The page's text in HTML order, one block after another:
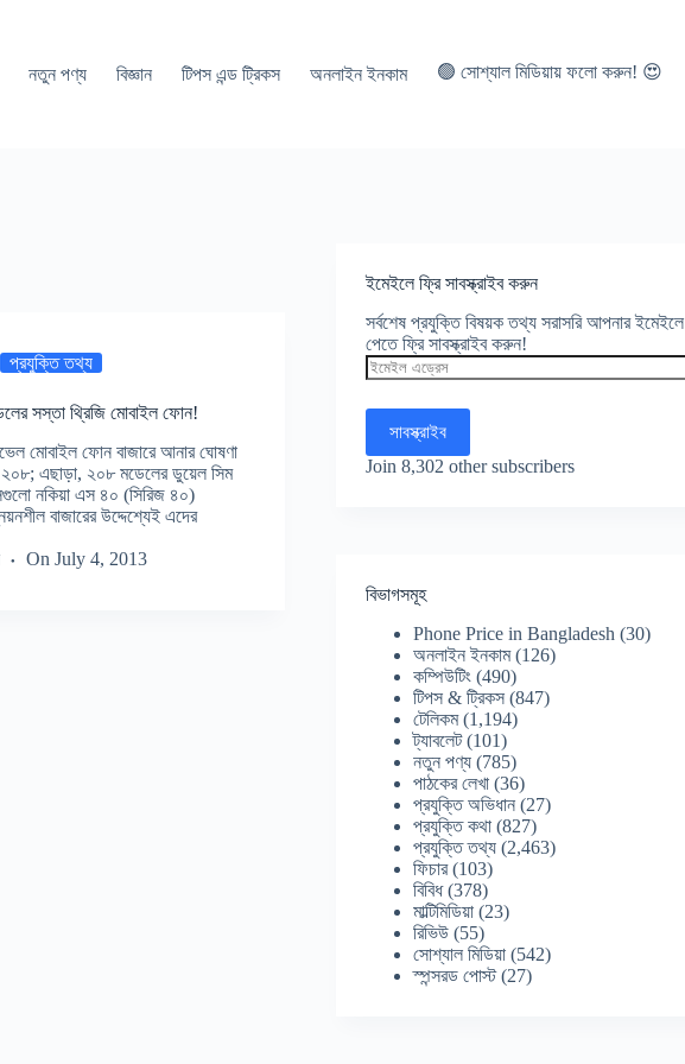
নতুন পণ্য বিজ্ঞান টিপস এন্ড ট্রিকস অনলাইন ইনকাম 🟢 সোশ্যাল মিডিয়ায় ফলো করুন! 😍
প্রযুক্তি তথ্য
সস্তা থ্রিজি মোবাইল ফোন!
মোবাইল ফোন বাজারে আনার ঘোষণা
এছাড়া, ২০৮ মডেলের ডুয়েল সিম
নকিয়া এস ৪০ (সিরিজ ৪০)
বাজারের উদ্দেশ্যেই এদের
On July 4, 2013
ইমেইলে ফ্রি সাবস্ক্রাইব করুন
সর্বশেষ প্রযুক্তি বিষয়ক তথ্য সরাসরি আপনার ইমেইলে
পেতে ফ্রি সাবস্ক্রাইব করুন!
ইমেইল
এড্রেস
সাবস্ক্রাইব
Join 8,302 other subscribers
বিভাগসমূহ
Phone Price in Bangladesh (30)
অনলাইন ইনকাম(126)
কম্পিউটিং (490)
টিপস & ট্রিকস (847)
টেলিকম(1,194)
ট্যাবলেট(101)
নতুন পণ্য (785)
পাঠকের লেখা (36)
প্রযুক্তি অভিধান (27)
প্রযুক্তি কথা (827)
প্রযুক্তি তথ্য (2,463)
ফিচার(103)
বিবিধ(378)
মাল্টিমিডিয়া (23)
রিভিউ (55)
সোশ্যাল মিডিয়া (542)
স্পন্সরড পোস্ট(27)